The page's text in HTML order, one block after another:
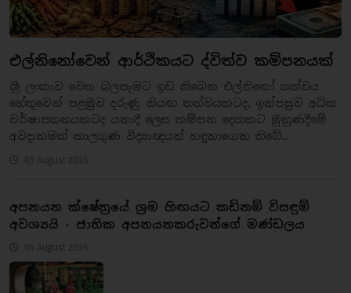
එල්නිනෝවෙන් ආර්ථිකයට ද්විත්ව කම්පනයක්
ශ්‍රී ලංකාව වෙත බලපෑමට ඉඩ තිබෙන එල්නිනෝ තත්වය
හේතුවෙන් පළමුව දරුණු නියඟ තත්වයකටද, ඉන්පසුව අධික
වර්ෂාපතනයකටද යනාදී ලෙස කම්පන දෙකකට මුහුණදීමේ
අවදානමක් කාලගුණ විද්‍යාඥයන් හඳුනාගෙන තිබේ...
05 August 2026
අපනයන ක්ෂේත්‍රයේ ශ්‍රම හිඟයට කඩිනම් විසඳුම්
අවශ්‍යයි - ජාතික අපනයනකරුවන්ගේ මණ්ඩලය
05 August 2026